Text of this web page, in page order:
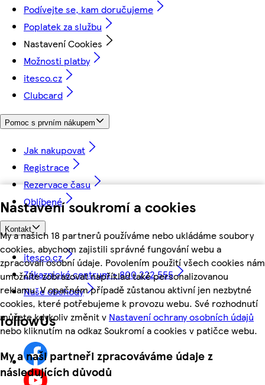
Nastavení soukromí a cookies
My a našich 18 partnerů používáme nebo ukládáme soubory
cookies, abychom zajistili správné fungování webu a
zpracovali osobní údaje. Povolením použití všech cookies nám
umožníte zobrazovat například také personalizovanou
reklamu. V opačném případě zůstanou aktivní jen nezbytné
cookies, které potřebujeme k provozu webu. Své rozhodnutí
můžete kdykoliv změnit v Nastavení ochrany osobních údajů
nebo kliknutím na odkaz Soukromí a cookies v patičce webu.
My a naši partneři zpracováváme údaje z
následujících důvodů
Podívejte se, kam doručujeme
Poplatek za službu
Nastavení Cookies
Možnosti platby
itesco.cz
Clubcard
Pomoc s prvním nákupem
Jak nakupovat
Registrace
Rezervace času
Oblíbené
Kontakt
itesco.cz
Zákaznické centrum - 800 222 555
Naše obchody
followUs